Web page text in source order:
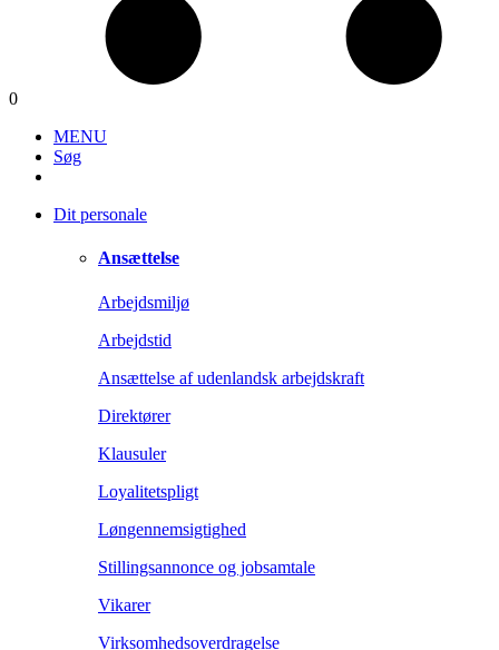
0
MENU
Søg
Dit personale
Ansættelse
Arbejdsmiljø
Arbejdstid
Ansættelse af udenlandsk arbejdskraft
Direktører
Klausuler
Loyalitetspligt
Løngennemsigtighed
Stillingsannonce og jobsamtale
Vikarer
Virksomhedsoverdragelse